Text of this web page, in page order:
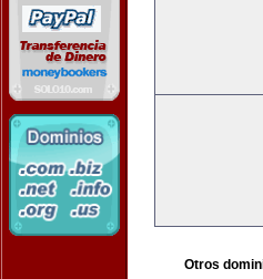
Otros